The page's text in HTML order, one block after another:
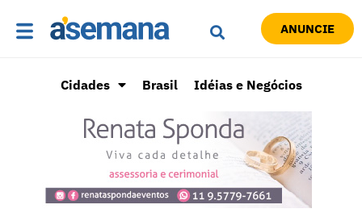
ANUNCIE
Cidades Brasil Idéias e Negócios